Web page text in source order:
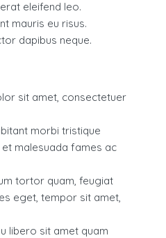
eleifend leo.
mauris eu risus.
dapibus neque.
sit amet, consectetuer
morbi tristique
malesuada fames ac
tortor quam, feugiat
eget, tempor sit amet,
libero sit amet quam